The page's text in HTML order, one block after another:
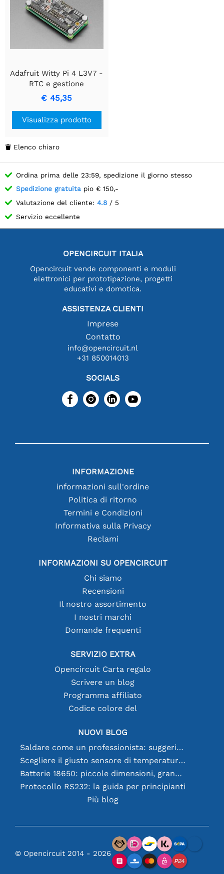
Adafruit Witty Pi 4 L3V7 -
RTC e gestione
dell'alimentazione per
Raspberry Pi
€ 45,35
Visualizza prodotto
 Elenco chiaro
Ordina prima delle 23:59, spedizione il giorno stesso
Spedizione gratuita pio € 150,-
Valutazione del cliente: 4.8 / 5
Servizio eccellente
OPENCIRCUIT ITALIA
Opencircuit vende componenti e moduli
elettronici per prototipazione, progetti
educativi e domotica.
ASSISTENZA CLIENTI
Imprese
Contatto
info@opencircuit.nl
+31 850014013
SOCIALS
INFORMAZIONE
informazioni sull'ordine
Politica di ritorno
Termini e Condizioni
Informativa sulla Privacy
Reclami
INFORMAZIONI SU OPENCIRCUIT
Chi siamo
Recensioni
Il nostro assortimento
I nostri marchi
Domande frequenti
SERVIZIO EXTRA
Opencircuit Carta regalo
Scrivere un blog
Programma affiliato
Codice colore del
NUOVI BLOG
Saldare come un professionista: suggerimenti per connessioni elettroniche perfette
Scegliere il giusto sensore di temperatura [youtube]
Batterie 18650: piccole dimensioni, grandi prestazioni
Protocollo RS232: la guida per principianti
Più blog
© Opencircuit 2014 - 2026